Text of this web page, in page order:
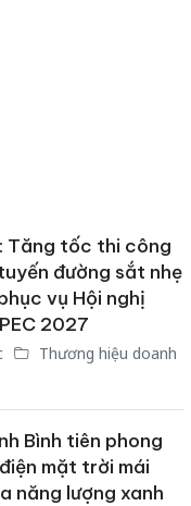
Tăng tốc thi công
đường sắt nhẹ
vụ Hội nghị
2027
Thương hiệu doanh
Bình tiên phong
mặt trời mái
năng lượng xanh